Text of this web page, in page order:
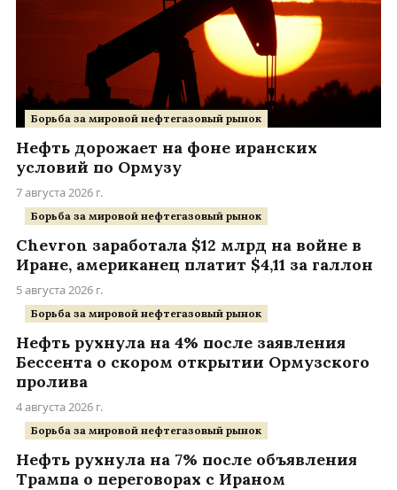
Борьба за мировой нефтегазовый рынок
Нефть дорожает на фоне иранских
условий по Ормузу
7 августа 2026 г.
Борьба за мировой нефтегазовый рынок
Chevron заработала $12 млрд на войне в
Иране, американец платит $4,11 за галлон
5 августа 2026 г.
Борьба за мировой нефтегазовый рынок
Нефть рухнула на 4% после заявления
Бессента о скором открытии Ормузского
пролива
4 августа 2026 г.
Борьба за мировой нефтегазовый рынок
Нефть рухнула на 7% после объявления
Трампа о переговорах с Ираном